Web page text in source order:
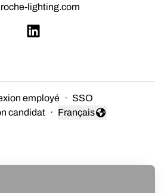
lighting.com
employé · SSO
candidat ·
Changer la langue
Français